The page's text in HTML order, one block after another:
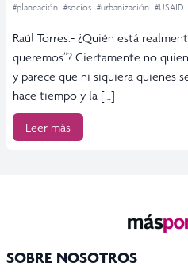
#planeación #socios #urbanización #USAID
Raúl Torres.- ¿Quién está
queremos”? Ciertamente no
y parece que ni siquiera quienes
hace tiempo y la […]
Leer más
SOBRE NOSOTROS